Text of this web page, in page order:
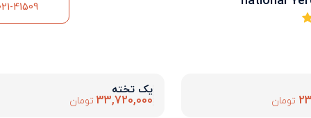
41509
تومان
یک تخته
33,720,000 تومان